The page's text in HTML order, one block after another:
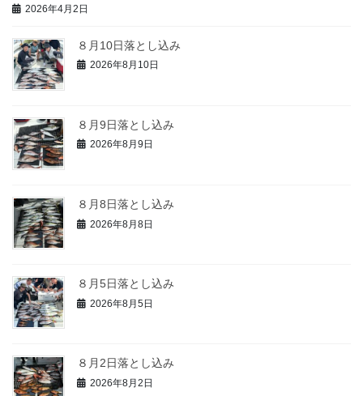
2026年4月2日
８月10日落とし込み
2026年8月10日
８月9日落とし込み
2026年8月9日
８月8日落とし込み
2026年8月8日
８月5日落とし込み
2026年8月5日
８月2日落とし込み
2026年8月2日